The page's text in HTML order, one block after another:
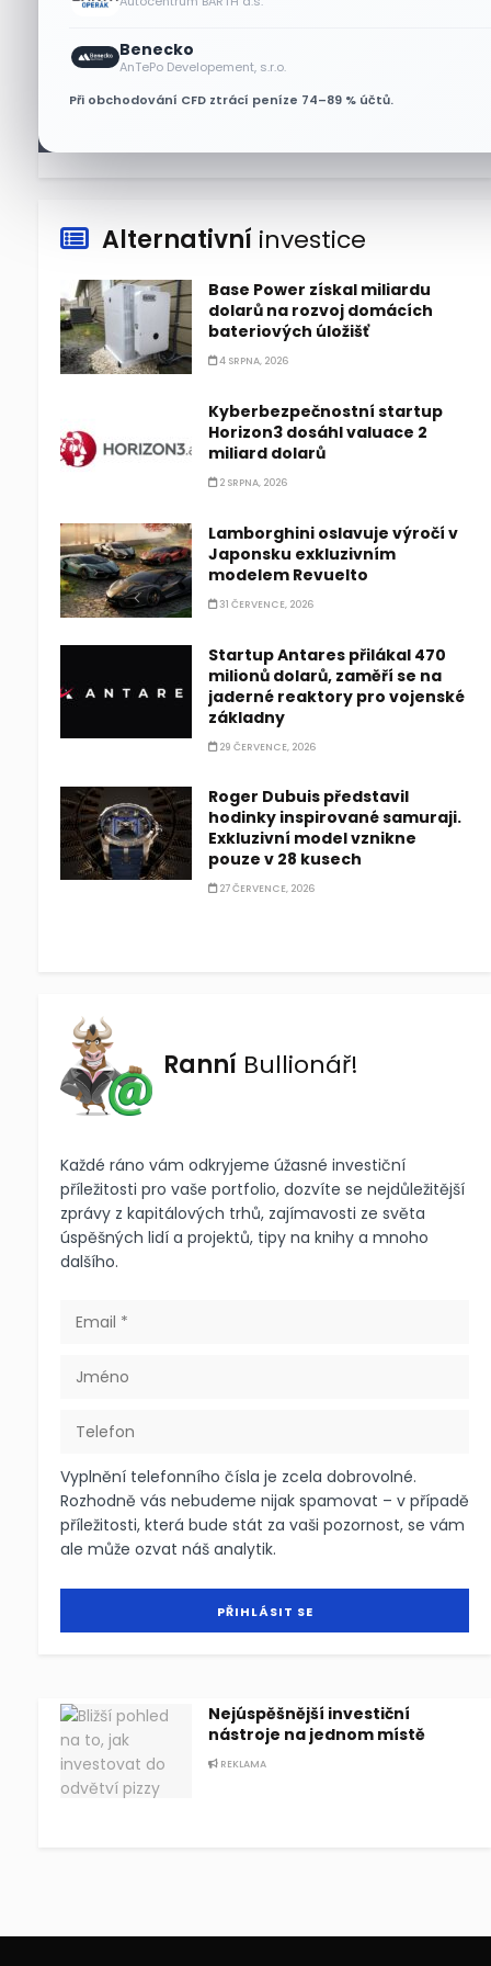
Benecko
AnTePo Developement, s.r.o.
Při obchodování CFD ztrácí peníze 74–89 % účtů.
nejhoršímu výprodeji
Alternativní investice
Base Power získal miliardu
dolarů na rozvoj domácích
bateriových úložišť
4 SRPNA, 2026
Kyberbezpečnostní startup
Horizon3 dosáhl valuace 2
miliard dolarů
2 SRPNA, 2026
Lamborghini oslavuje výročí v
Japonsku exkluzivním
modelem Revuelto
31 ČERVENCE, 2026
Startup Antares přilákal 470
milionů dolarů, zaměří se na
jaderné reaktory pro vojenské
základny
29 ČERVENCE, 2026
Roger Dubuis představil
hodinky inspirované samuraji.
Exkluzivní model vznikne
pouze v 28 kusech
27 ČERVENCE, 2026
Ranní Bullionář!
Každé ráno vám odkryjeme úžasné investiční
příležitosti pro vaše portfolio, dozvíte se nejdůležitější
zprávy z kapitálových trhů, zajímavosti ze světa
úspěšných lidí a projektů, tipy na knihy a mnoho
dalšího.
Vyplnění telefonního čísla je zcela dobrovolné.
Rozhodně vás nebudeme nijak spamovat – v případě
příležitosti, která bude stát za vaši pozornost, se vám
ale může ozvat náš analytik.
Nejúspěšnější investiční
nástroje na jednom místě
REKLAMA